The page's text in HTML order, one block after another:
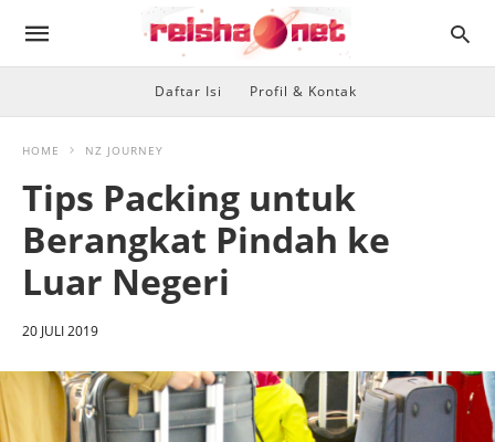
Daftar Isi Profil & Kontak
HOME NZ JOURNEY
Tips Packing untuk
Berangkat Pindah ke
Luar Negeri
20 JULI 2019